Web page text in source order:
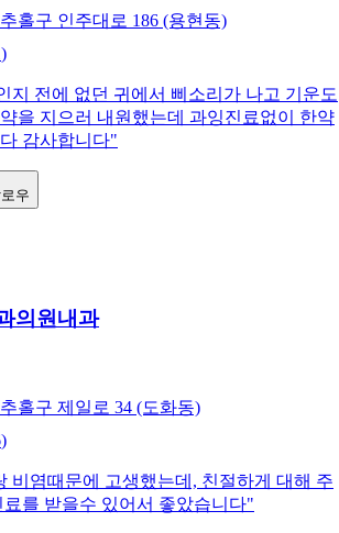
홀구 인주대로 186 (용현동)
)
지 전에 없던 귀에서 삐소리가 나고 기운도
을 지으러 내원했는데 과잉진료없이 한약
감사합니다"
우
의원 내과
홀구 제일로 34 (도화동)
)
비염때문에 고생했는데, 친절하게 대해 주
를 받을수 있어서 좋았습니다"